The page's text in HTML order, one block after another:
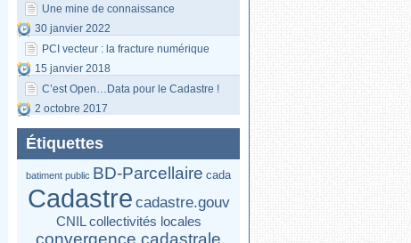
Une mine de connaissance
30 janvier 2022
PCI vecteur : la fracture numérique
territoriale
15 janvier 2018
C’est Open…Data pour le Cadastre !
2 octobre 2017
Étiquettes
batiment public BD-Parcellaire cada
Cadastre cadastre.gouv
CNIL collectivités locales
convergence cadastrale